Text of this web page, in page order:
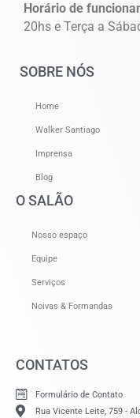
Horário de
20hs e Terça a
SOBRE NÓS
Home
Walker Santiago
Imprensa
Blog
O SALÃO
Nosso espaço
Equipe
Serviços
Noivas & Formandas
CONTATOS
Formulário de Contato
Rua Vicente Leite, 759 -